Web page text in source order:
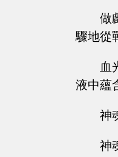
做
驟地從
血
液中蘊
神
神